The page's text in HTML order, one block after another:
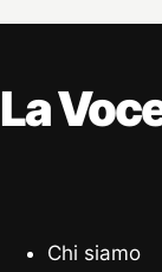
La
Chi siamo